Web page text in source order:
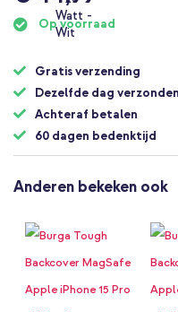
Op voorraad
Gratis verzending
Dezelfde dag verzonden
Achteraf betalen
60 dagen bedenktijd
Anderen bekeken ook